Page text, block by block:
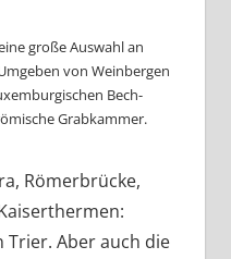
große Auswahl an
von Weinbergen
Bech-
Grabkammer.
Römerbrücke,
Trier. Aber auch die